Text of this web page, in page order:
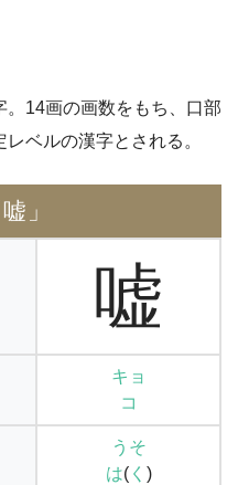
。14画の画数をもち、口部
ベルの漢字とされる。
」
嘘
キョ
コ
うそ
は(く )